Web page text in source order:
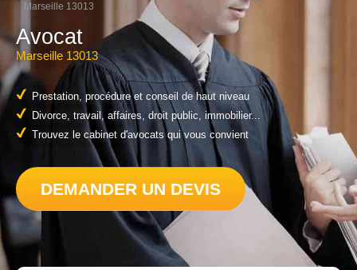
Marseille 13013
Avocat
Marseille 13013
Prestation, procédure et conseil de haut niveau
Divorce, travail, affaires, droit public, immobilier...
Trouvez le cabinet d'avocats qui vous convient
DEMANDER UN DEVIS